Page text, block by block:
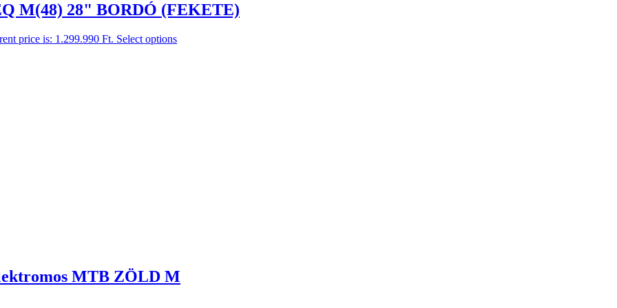
M(48) 28" BORDÓ (FEKETE)
price is: 1.299.990 Ft. Select options
MTB ZÖLD M